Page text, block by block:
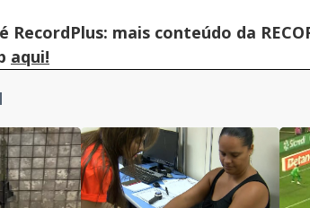
RecordPlus: mais conteúdo da
aqui!